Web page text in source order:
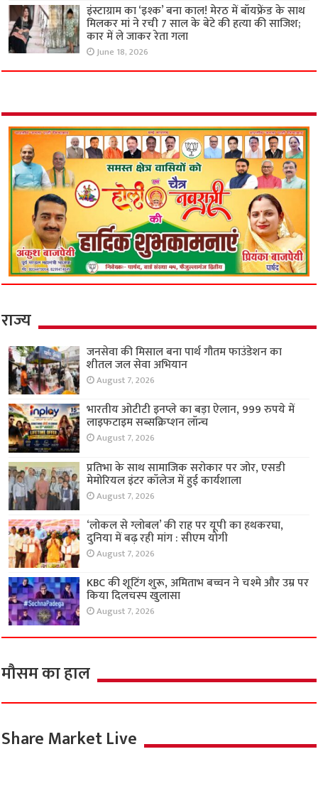
इंस्टाग्राम का ‘इश्क’ बना काल! मेरठ में बॉयफ्रेंड के साथ
मिलकर मां ने रची 7 साल के बेटे की हत्या की साजिश;
कार में ले जाकर रेता गला
June 18, 2026
राज्य
जनसेवा की मिसाल बना पार्थ गौतम फाउंडेशन का
शीतल जल सेवा अभियान
August 7, 2026
भारतीय ओटीटी इनप्ले का बड़ा ऐलान, 999 रुपये में
लाइफटाइम सब्सक्रिप्शन लॉन्च
August 7, 2026
प्रतिभा के साथ सामाजिक सरोकार पर जोर, एसडी
मेमोरियल इंटर कॉलेज में हुई कार्यशाला
August 7, 2026
‘लोकल से ग्लोबल’ की राह पर यूपी का हथकरघा,
दुनिया में बढ़ रही मांग : सीएम योगी
August 7, 2026
KBC की शूटिंग शुरू, अमिताभ बच्चन ने चश्मे और उम्र पर
किया दिलचस्प खुलासा
August 7, 2026
मौसम का हाल
Share Market Live